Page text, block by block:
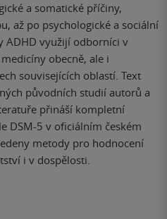
a somatické příčiny,
až po psychologické a sociální
ADHD využijí odborníci v
obecně, ale i
souvisejících oblastí. Text
původních studií autorů a
přináší kompletní
DSM-5 v oficiálním českém
metody pro hodnocení
i v dospělosti.